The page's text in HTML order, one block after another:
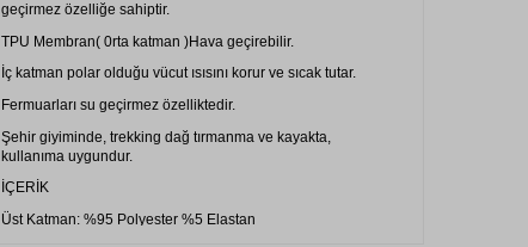
geçirmez özelliğe sahiptir.
TPU Membran( 0rta katman )Hava geçirebilir.
İç katman polar olduğu vücut ısısını korur ve sıcak tutar.
Fermuarları su geçirmez özelliktedir.
Şehir giyiminde, trekking dağ tırmanma ve kayakta,
kullanıma uygundur.
İÇERİK
Üst Katman: %95 Polyester %5 Elastan